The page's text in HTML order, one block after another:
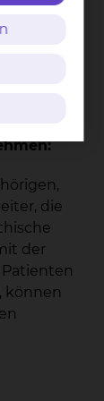
Medizin
gute
die
der
können